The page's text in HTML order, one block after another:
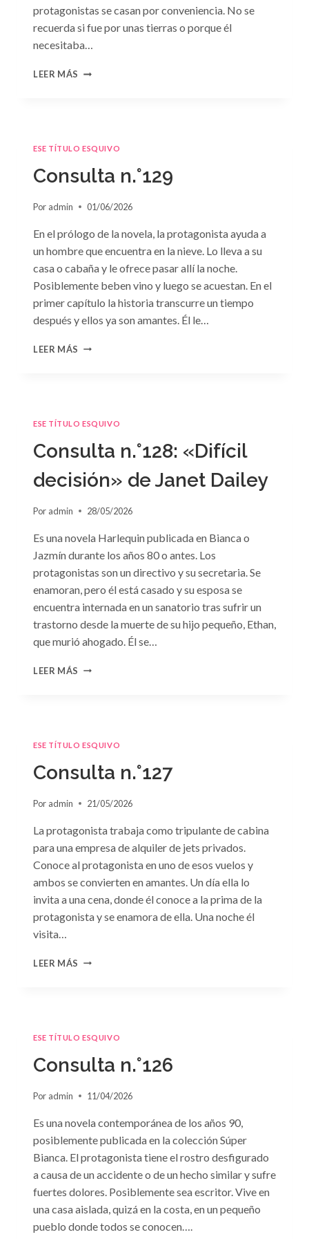
protagonistas se casan por conveniencia. No se
recuerda si fue por unas tierras o porque él
necesitaba…
LEER MÁS CONSULTA
ESE TÍTULO ESQUIVO
Consulta n.°129
Por admin 01/06/2026
En el prólogo de la novela, la protagonista ayuda a
un hombre que encuentra en la nieve. Lo lleva a su
casa o cabaña y le ofrece pasar allí la noche.
Posiblemente beben vino y luego se acuestan. En el
primer capítulo la historia transcurre un tiempo
después y ellos ya son amantes. Él le…
LEER MÁS CONSULTA
ESE TÍTULO ESQUIVO
Consulta n.°128: «Difícil
decisión» de Janet Dailey
Por admin 28/05/2026
Es una novela Harlequin publicada en Bianca o
Jazmín durante los años 80 o antes. Los
protagonistas son un directivo y su secretaria. Se
enamoran, pero él está casado y su esposa se
encuentra internada en un sanatorio tras sufrir un
trastorno desde la muerte de su hijo pequeño, Ethan,
que murió ahogado. Él se…
LEER MÁS CONSULTA
JANET
DAILEY
ESE TÍTULO ESQUIVO
Consulta n.°127
Por admin 21/05/2026
La protagonista trabaja como tripulante de cabina
para una empresa de alquiler de jets privados.
Conoce al protagonista en uno de esos vuelos y
ambos se convierten en amantes. Un día ella lo
invita a una cena, donde él conoce a la prima de la
protagonista y se enamora de ella. Una noche él
visita…
LEER MÁS CONSULTA
ESE TÍTULO ESQUIVO
Consulta n.°126
Por admin 11/04/2026
Es una novela contemporánea de los años 90,
posiblemente publicada en la colección Súper
Bianca. El protagonista tiene el rostro desfigurado
a causa de un accidente o de un hecho similar y sufre
fuertes dolores. Posiblemente sea escritor. Vive en
una casa aislada, quizá en la costa, en un pequeño
pueblo donde todos se conocen….